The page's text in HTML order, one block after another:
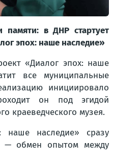
памяти: в ДНР стартует
эпох: наше наследие»
«Диалог эпох: наше
все муниципальные
инициировало
он под эгидой
краеведческого музея.
наше наследие» сразу
— обмен опытом между